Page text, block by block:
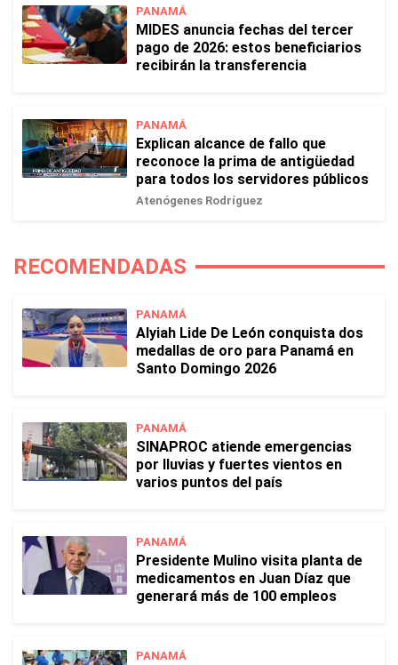
PANAMÁ
MIDES anuncia fechas del tercer
pago de 2026: estos beneficiarios
recibirán la transferencia
PANAMÁ
Explican alcance de fallo que
reconoce la prima de antigüedad
para todos los servidores públicos
Atenógenes Rodríguez
RECOMENDADAS
PANAMÁ
Alyiah Lide De León conquista dos
medallas de oro para Panamá en
Santo Domingo 2026
PANAMÁ
SINAPROC atiende emergencias
por lluvias y fuertes vientos en
varios puntos del país
PANAMÁ
Presidente Mulino visita planta de
medicamentos en Juan Díaz que
generará más de 100 empleos
PANAMÁ